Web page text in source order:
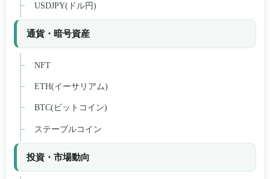
USDJPY(ドル円)
通貨・暗号資産
NFT
ETH(イーサリアム)
BTC(ビットコイン)
ステーブルコイン
投資・市場動向